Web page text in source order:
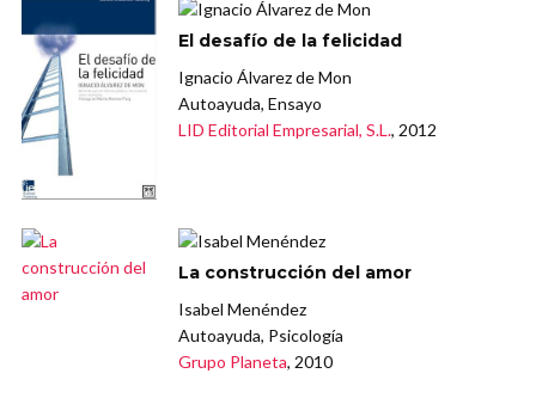
El desafío de la felicidad
Ignacio Álvarez de Mon
Autoayuda, Ensayo
LID Editorial Empresarial, S.L., 2012
La construcción del amor
Isabel Menéndez
Autoayuda, Psicología
Grupo Planeta, 2010